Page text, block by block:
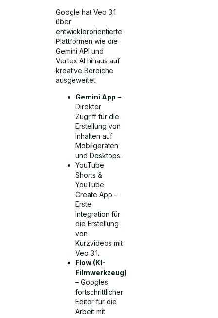
Google hat Veo 3.1
über
entwicklerorientierte
Plattformen wie die
Gemini API und
Vertex AI hinaus auf
kreative Bereiche
ausgeweitet:
Gemini App –
Direkter
Zugriff für die
Erstellung von
Inhalten auf
Mobilgeräten
und Desktops.
YouTube
Shorts &
YouTube
Create App –
Erste
Integration für
die Erstellung
von
Kurzvideos mit
Veo 3.1.
Flow (KI-
Filmwerkzeug)
– Googles
fortschrittlicher
Editor für die
Arbeit mit